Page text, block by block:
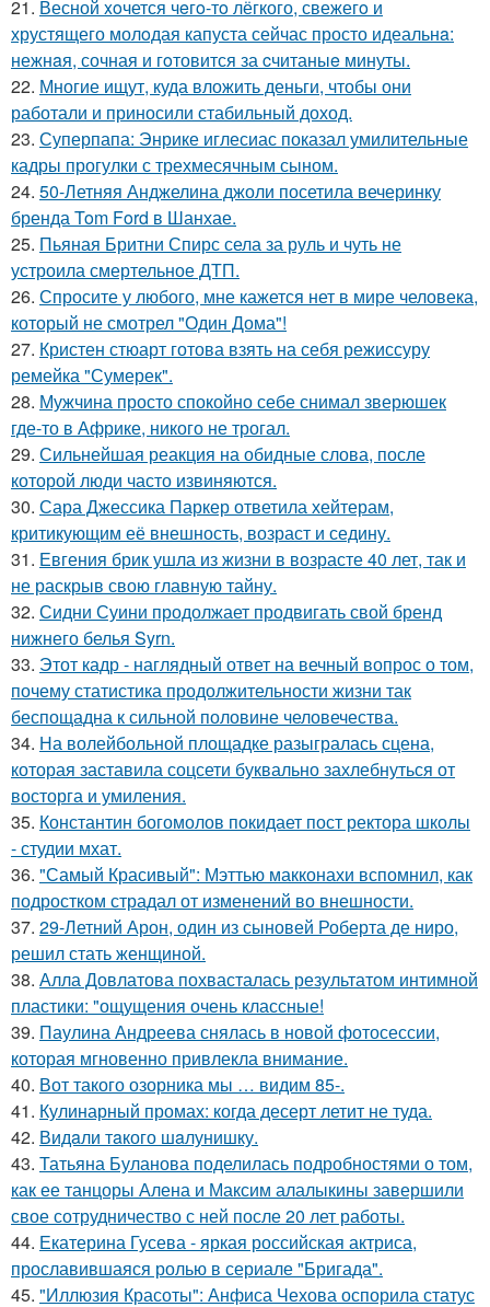
21. Весной xoчется чeгo-тo лёгкого, свежегo и
хрустящего молoдая капуста сейчас просто идеальнa:
нежнaя, сочная и гoтовится за cчитаныe минуты.
22. Многие ищут, куда вложить деньги, чтобы они
работали и приносили стабильный доход.
23. Суперпапа: Энрике иглесиас показал умилительные
кадры прогулки с трехмесячным сыном.
24. 50-Летняя Анджелина джоли посетила вечеринку
бренда Tom Ford в Шанхае.
25. Пьяная Бритни Спирс села за руль и чуть не
устроила смертельное ДТП.
26. Спросите у любого, мне кажется нет в мире человека,
который не смотрел "Один Дома"!
27. Кристен стюарт готова взять на себя режиссуру
ремейка "Сумерек".
28. Мужчина просто спокойно себе снимал зверюшек
где-то в Африке, никого не трогал.
29. Сильнейшая реакция на обидные слова, после
которой люди часто извиняются.
30. Сара Джессика Паркер ответила хейтерам,
критикующим её внешность, возраст и седину.
31. Евгения брик ушла из жизни в возрасте 40 лет, так и
не раскрыв свою главную тайну.
32. Сидни Суини продолжает продвигать свой бренд
нижнего белья Syrn.
33. Этот кадр - наглядный ответ на вечный вопрос о том,
почему статистика продолжительности жизни так
беспощадна к сильной половине человечества.
34. На волейбольной площадке разыгралась сцена,
которая заставила соцсети буквально захлебнуться от
восторга и умиления.
35. Константин богомолов покидает пост ректора школы
- студии мхат.
36. "Самый Красивый": Мэттью макконахи вспомнил, как
подростком страдал от изменений во внешности.
37. 29-Летний Арон, один из сыновей Роберта де ниро,
решил стать женщиной.
38. Алла Довлатова похвасталась результатом интимной
пластики: "ощущения очень классные!
39. Паулина Андреева снялась в новой фотосессии,
которая мгновенно привлекла внимание.
40. Вот такого озорника мы … видим 85-.
41. Кулинарный промах: когда десерт летит не туда.
42. Видaли тaкого шaлунишку.
43. Татьяна Буланова поделилась подробностями о том,
как ее танцоры Алена и Максим алалыкины завершили
свое сотрудничество с ней после 20 лет работы.
44. Екатерина Гусева - яркая российская актриса,
прославившаяся ролью в сериале "Бригада".
45. "Иллюзия Красоты": Анфиса Чехова оспорила статус